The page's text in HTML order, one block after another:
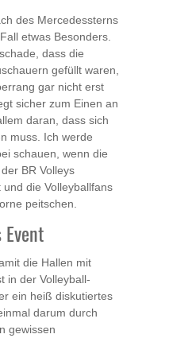
des Mercedessterns
etwas Besonders.
dass die
gefüllt waren,
gar nicht erst
sicher zum Einen an
daran, dass sich
muss. Ich werde
schauen, wenn die
BR Volleys
die Volleyballfans
peitschen.
die Hallen mit
in der Volleyball-
ein heiß diskutiertes
darum durch
gewissen